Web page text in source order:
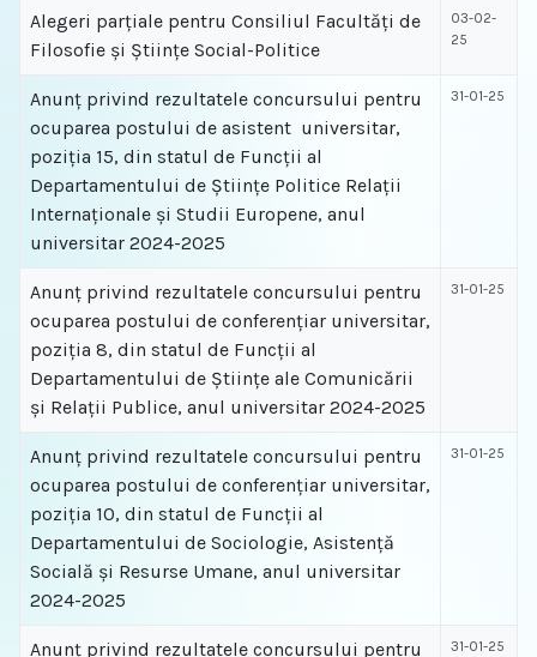
Alegeri parțiale pentru Consiliul Facultăți de
Filosofie și Științe Social-Politice
03-02-
25
Anunț privind rezultatele concursului pentru
ocuparea postului de asistent universitar,
poziția 15, din statul de Funcții al
Departamentului de Științe Politice Relații
Internaționale și Studii Europene, anul
universitar 2024-2025
31-01-25
Anunț privind rezultatele concursului pentru
ocuparea postului de conferențiar universitar,
poziția 8, din statul de Funcții al
Departamentului de Ştiinţe ale Comunicării
şi Relaţii Publice, anul universitar 2024-2025
31-01-25
Anunț privind rezultatele concursului pentru
ocuparea postului de conferențiar universitar,
poziția 10, din statul de Funcții al
Departamentului de Sociologie, Asistență
Socială și Resurse Umane, anul universitar
2024-2025
31-01-25
Anunț privind rezultatele concursului pentru
31-01-25